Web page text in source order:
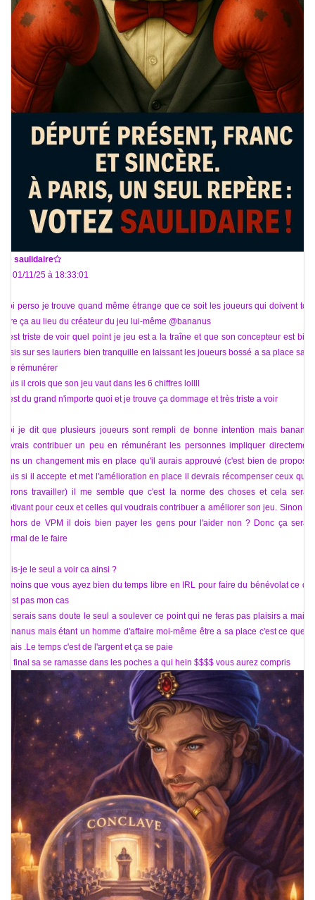
saulidaire
Le 01/11/25 à 18:33:01
Moi perso je trouve quand même étrange que ce soit les joueurs qui doivent tout
faire ça au lieu du créateur du jeu lui-même @bananus
C'est triste de voir quel point je jeu est a la traîne et que son concepteur est bien
assis sur ses lauriers bien tranquille en laissant les joueurs bossé a sa place sans
être rémunérer
Mais il crois que son jeu vaut dans les 6 chiffres lollll
C'est du grand n'importe quoi et je trouve ça dommage et très triste a voir
Moi je dit que plusieurs joueurs sont rempli de bonne intention mais bananus
devrais contribuer un peu en rémunérant les personnes impliquer directement
dans un changement mis en place qu'il aurais approuvé (c'est bien de proposer
mais si il accepte et met l'amélioration en place il devrais récompenser ceux qui y
aurons travailler) il me semble que c'est la norme des choses et cela serais
motivant pour ceux et celles qui voudrais contribuer a améliorer son jeu. Sinon en
dehors de VPM il dois bien payer les gens pour l'aider non ? Donc ça serais
normal de le faire
Suis-je le seul a voir ca ainsi ?
A moins que vous ayez bien du temps libre en IRL pour faire du bénévolat ce qui
n'est pas mon cas
Je serais sans doute le seul a soulever ce point qui ne feras pas plaisirs a maitre
Bananus mais étant un homme d'affaire moi-même être a sa place c'est ce que je
ferais .Le temps c'est de l'argent et ça se paie
Au final sa se ramasse dans les poches a qui hein $$$$ vous aurez compris